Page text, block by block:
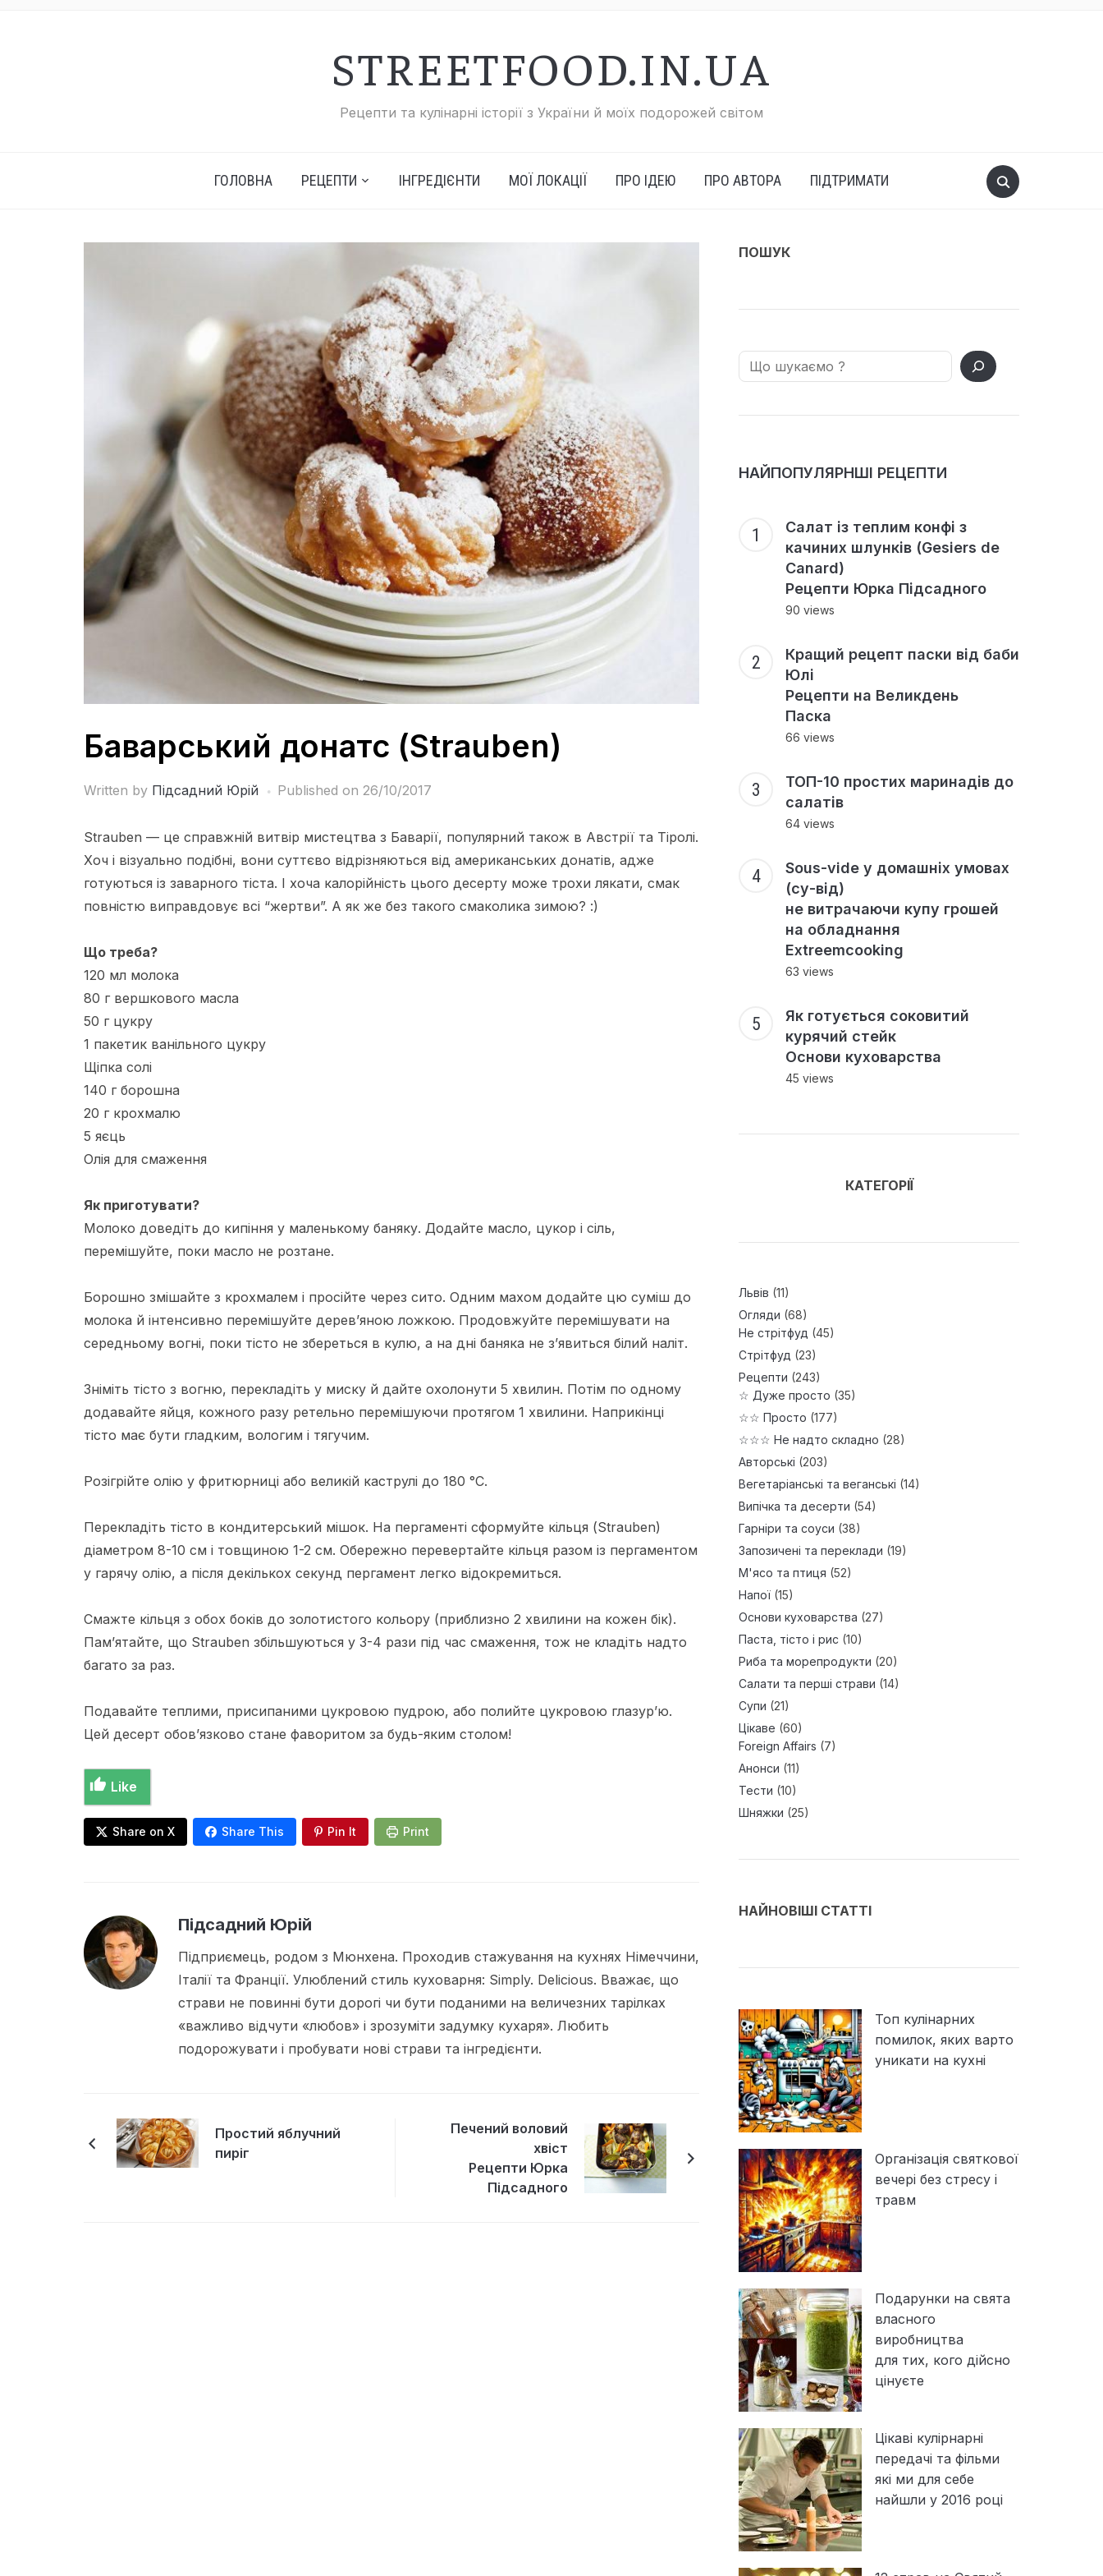
STREETFOOD.IN.UA
Рецепти та кулінарні історії з України й моїх подорожей світом
ГОЛОВНА РЕЦЕПТИ ІНГРЕДІЄНТИ МОЇ ЛОКАЦІЇ ПРО ІДЕЮ ПРО АВТОРА ПІДТРИМАТИ
Баварський донатс (Strauben)
Written by Підсадний Юрій Published on 26/10/2017
Strauben — це справжній витвір мистецтва з Баварії, популярний також в Австрії та Тіролі.
Хоч і візуально подібні, вони суттєво відрізняються від американських донатів, адже
готуються із заварного тіста. І хоча калорійність цього десерту може трохи лякати, смак
повністю виправдовує всі “жертви”. А як же без такого смаколика зимою? :)
Що треба?
120 мл молока
80 г вершкового масла
50 г цукру
1 пакетик ванільного цукру
Щіпка солі
140 г борошна
20 г крохмалю
5 яєць
Олія для смаження
Як приготувати?
Молоко доведіть до кипіння у маленькому баняку. Додайте масло, цукор і сіль,
перемішуйте, поки масло не розтане.
Борошно змішайте з крохмалем і просійте через сито. Одним махом додайте цю суміш до
молока й інтенсивно перемішуйте дерев’яною ложкою. Продовжуйте перемішувати на
середньому вогні, поки тісто не збереться в кулю, а на дні баняка не з’явиться білий наліт.
Зніміть тісто з вогню, перекладіть у миску й дайте охолонути 5 хвилин. Потім по одному
додавайте яйця, кожного разу ретельно перемішуючи протягом 1 хвилини. Наприкінці
тісто має бути гладким, вологим і тягучим.
Розігрійте олію у фритюрниці або великій каструлі до 180 °C.
Перекладіть тісто в кондитерський мішок. На пергаменті сформуйте кільця (Strauben)
діаметром 8-10 см і товщиною 1-2 см. Обережно перевертайте кільця разом із пергаментом
у гарячу олію, а після декількох секунд пергамент легко відокремиться.
Смажте кільця з обох боків до золотистого кольору (приблизно 2 хвилини на кожен бік).
Пам’ятайте, що Strauben збільшуються у 3-4 рази під час смаження, тож не кладіть надто
багато за раз.
Подавайте теплими, присипаними цукровою пудрою, або полийте цукровою глазур’ю.
Цей десерт обов’язково стане фаворитом за будь-яким столом!
Like
Share on X Share This Pin It Print
Підсадний Юрій
Підприємець, родом з Мюнхена. Проходив стажування на кухнях Німеччини,
Італії та Франції. Улюблений стиль куховарня: Simply. Delicious. Вважає, що
страви не повинні бути дорогі чи бути поданими на величезних тарілках
«важливо відчути «любов» і зрозуміти задумку кухаря». Любить
подорожувати і пробувати нові страви та інгредієнти.
Простий яблучний
пиріг
Печений воловий
хвіст
Рецепти Юрка
Підсадного
ПОШУК
Search
НАЙПОПУЛЯРНШІ РЕЦЕПТИ
Салат із теплим конфі з
качиних шлунків (Gesiers de
Canard)
Рецепти Юрка Підсадного
90 views
Кращий рецепт паски від баби
Юлі
Рецепти на Великдень
Паска
66 views
ТОП-10 простих маринадів до
салатів
64 views
Sous-vide у домашніх умовах
(су-від)
не витрачаючи купу грошей
на обладнання
Extreemcooking
63 views
Як готується соковитий
курячий стейк
Основи куховарства
45 views
КАТЕГОРІЇ
Львів (11)
Огляди (68)
Не стрітфуд (45)
Стрітфуд (23)
Рецепти (243)
☆ Дуже просто (35)
☆☆ Просто (177)
☆☆☆ Не надто складно (28)
Авторські (203)
Вегетаріанські та веганські (14)
Випічка та десерти (54)
Гарніри та соуси (38)
Запозичені та переклади (19)
М'ясо та птиця (52)
Напої (15)
Основи куховарства (27)
Паста, тісто і рис (10)
Риба та морепродукти (20)
Салати та перші страви (14)
Супи (21)
Цікаве (60)
Foreign Affairs (7)
Анонси (11)
Тести (10)
Шняжки (25)
НАЙНОВІШІ СТАТТІ
Топ кулінарних
помилок, яких варто
уникати на кухні
Організація святкової
вечері без стресу і
травм
Подарунки на свята
власного
виробництва
для тих, кого дійсно
цінуєте
Цікаві кулірнарні
передачі та фільми
які ми для себе
найшли у 2016 році